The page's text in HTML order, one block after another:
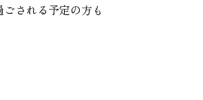
される予定の方も